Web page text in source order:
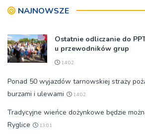
NAJNOWSZE
Ostatnie odliczanie do
u przewodników grup
14:02
Ponad 50 wyjazdów tarnowskiej straży
burzami i ulewami
14:02
Tradycyjne wieńce dożynkowe będzie
Ryglice
13:01